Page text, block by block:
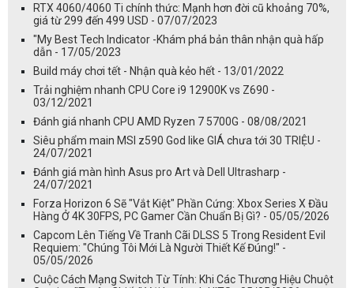
RTX 4060/4060 Ti chính thức: Mạnh hơn đời cũ khoảng 70%,
giá từ 299 đến 499 USD - 07/07/2023
"My Best Tech Indicator -Khám phá bản thân nhận quà hấp
dẫn - 17/05/2023
Build máy chơi tết - Nhận quà kẻo hết - 13/01/2022
Trải nghiệm nhanh CPU Core i9 12900K vs Z690 -
03/12/2021
Đánh giá nhanh CPU AMD Ryzen 7 5700G - 08/08/2021
Siêu phẩm main MSI z590 God like GIÁ chưa tới 30 TRIỆU -
24/07/2021
Đánh giá màn hình Asus pro Art và Dell Ultrasharp -
24/07/2021
Forza Horizon 6 Sẽ "Vắt Kiệt" Phần Cứng: Xbox Series X Đầu
Hàng Ở 4K 30FPS, PC Gamer Cần Chuẩn Bị Gì? - 05/05/2026
Capcom Lên Tiếng Về Tranh Cãi DLSS 5 Trong Resident Evil
Requiem: "Chúng Tôi Mới Là Người Thiết Kế Đúng!" -
05/05/2026
Cuộc Cách Mạng Switch Từ Tính: Khi Các Thương Hiệu Chuột